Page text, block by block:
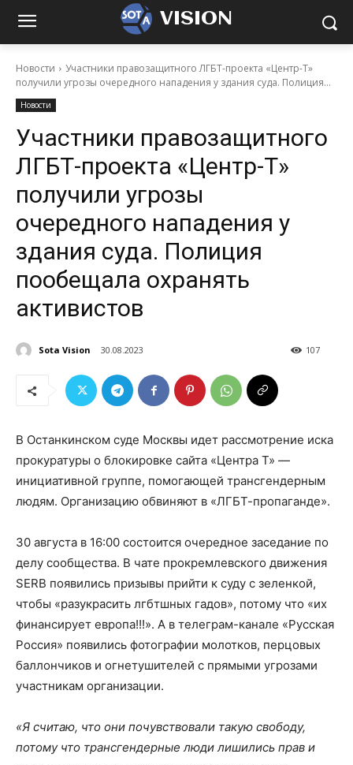
VISION
Новости
Участники правозащитного ЛГБТ-проекта «Центр-Т»
получили угрозы очередного нападения у здания суда. Полиция...
Новости
Участники правозащитного
ЛГБТ-проекта «Центр-Т»
получили угрозы
очередного нападения у
здания суда. Полиция
пообещала охранять
активистов
Sota Vision 30.08.2023 107
В Останкинском суде Москвы идет рассмотрение иска
прокуратуры о блокировке сайта «Центра Т» —
инициативной группе, помогающей трансгендерным
людям. Организацию обвиняют в «ЛГБТ-пропаганде».
30 августа в 16:00 состоится очередное заседание по
делу сообщества. В чате прокремлевского движения
SERB появились призывы прийти к суду с зеленкой,
чтобы «разукрасить лгбтшных гадов», потому что «их
финансирует европа!!!». А в телеграм-канале «Русская
Россия» появились фотографии молотков, перцовых
баллончиков и огнетушителей с прямыми угрозами
участникам организации.
«Я считаю, что они почувствовали такую свободу,
потому что трансгендерные люди лишились прав и